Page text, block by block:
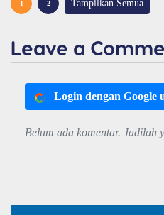
1 2 Tampilkan Semua
Leave a
Login dengan Google
Belum ada komentar. Jadilah